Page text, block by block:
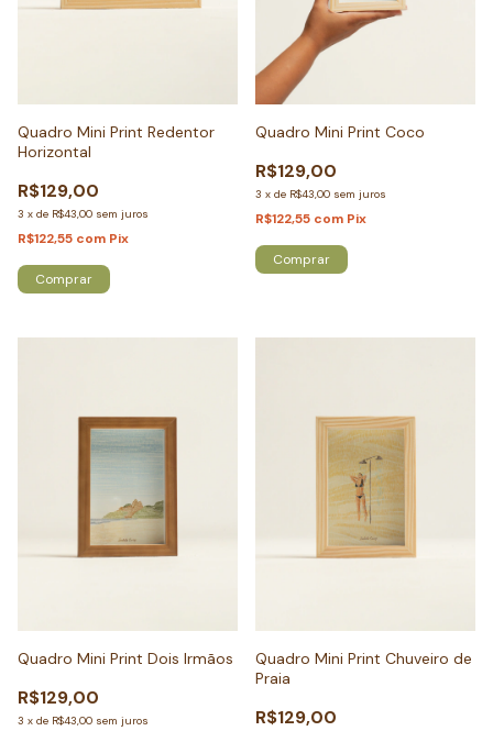
Quadro Mini Print Redentor
Horizontal
R$129,00
3 x de R$43,00 sem juros
R$122,55 com Pix
Comprar
Quadro Mini Print Coco
R$129,00
3 x de R$43,00 sem juros
R$122,55 com Pix
Comprar
Quadro Mini Print Dois Irmãos
R$129,00
3 x de R$43,00 sem juros
Quadro Mini Print Chuveiro de
Praia
R$129,00